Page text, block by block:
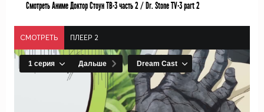
Смотреть Аниме Доктор Стоун ТВ-3 часть 2 / Dr. Stone TV-3 part 2
СМОТРЕТЬ ПЛЕЕР 2